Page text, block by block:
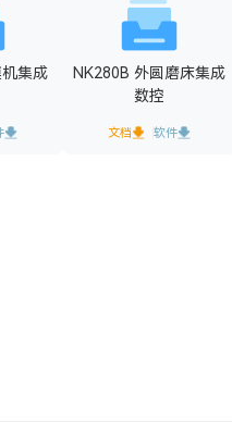
集成
NK280B 外圆磨床集成
数控
文档 软件